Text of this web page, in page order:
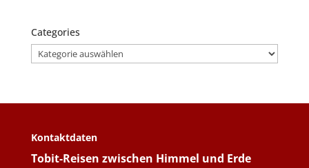
Categories
Categories
Kontaktdaten
Tobit-Reisen zwischen Himmel und Erde